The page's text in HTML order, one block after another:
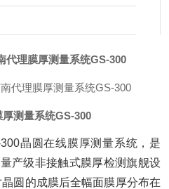
代理膜厚测量系统GS-300
测量系统GS-300
晶圆在线膜厚测量系统，是
产级非接触式膜厚检测旗舰设
圆的成膜后全幅面膜厚分布在